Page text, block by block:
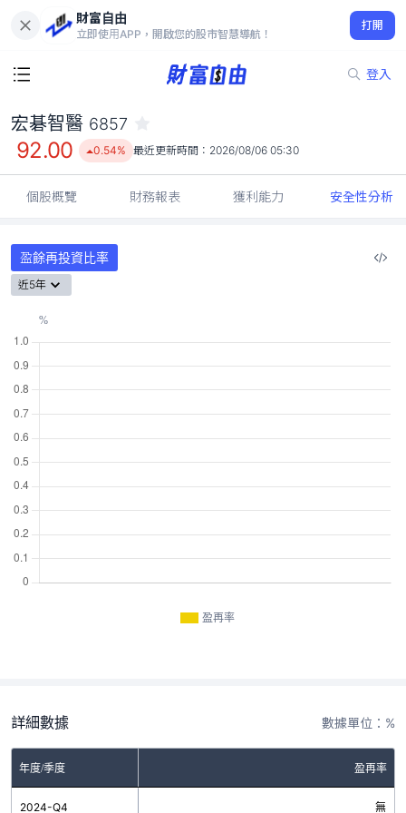
財富自由
立即使用APP，開啟您的股市智慧導航！
打開
登入
92.00
0.54%
宏碁智醫 6857
92.00 0.54% 最近更新時間： 2026/08/06 05:30
個股概覽 財務報表 獲利能力 安全性分析
盈餘再投資比率
近5年
盈再率
詳細數據 數據單位：%
年度/季度 盈再率
2024-Q4 無